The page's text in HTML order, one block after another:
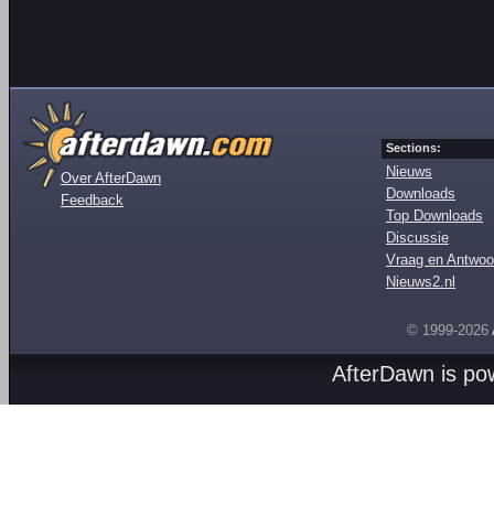
Over AfterDawn
Feedback
Sections:
Nieuws
Downloads
Top Downloads
Discussie
Vraag en
Nieuws2.nl
© 1999-2026
AfterDawn is